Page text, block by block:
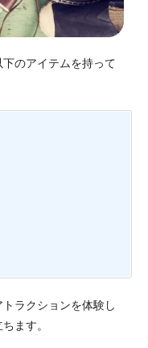
のアイテムを持って
ラクションを体験し
ます。